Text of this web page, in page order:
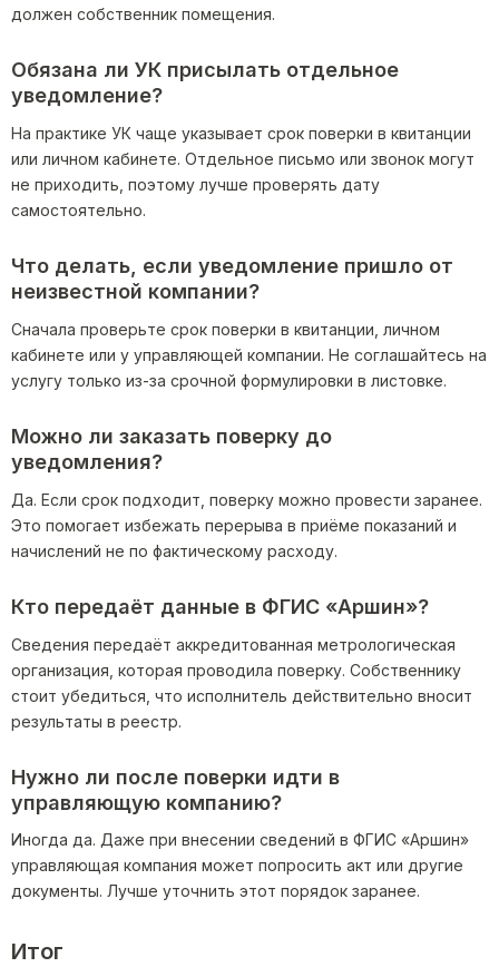
должен собственник помещения.
Обязана ли УК присылать отдельное
уведомление?
На практике УК чаще указывает срок поверки в квитанции
или личном кабинете. Отдельное письмо или звонок могут
не приходить, поэтому лучше проверять дату
самостоятельно.
Что делать, если уведомление пришло от
неизвестной компании?
Сначала проверьте срок поверки в квитанции, личном
кабинете или у управляющей компании. Не соглашайтесь на
услугу только из-за срочной формулировки в листовке.
Можно ли заказать поверку до
уведомления?
Да. Если срок подходит, поверку можно провести заранее.
Это помогает избежать перерыва в приёме показаний и
начислений не по фактическому расходу.
Кто передаёт данные в ФГИС «Аршин»?
Сведения передаёт аккредитованная метрологическая
организация, которая проводила поверку. Собственнику
стоит убедиться, что исполнитель действительно вносит
результаты в реестр.
Нужно ли после поверки идти в
управляющую компанию?
Иногда да. Даже при внесении сведений в ФГИС «Аршин»
управляющая компания может попросить акт или другие
документы. Лучше уточнить этот порядок заранее.
Итог